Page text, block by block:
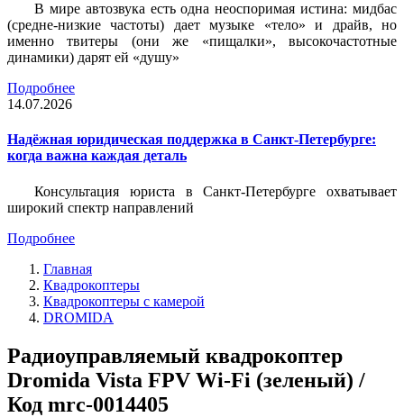
В мире автозвука есть одна неоспоримая истина: мидбас
(средне-низкие частоты) дает музыке «тело» и драйв, но
именно твитеры (они же «пищалки», высокочастотные
динамики) дарят ей «душу»
Подробнее
14.07.2026
Надёжная юридическая поддержка в Санкт-Петербурге:
когда важна каждая деталь
Консультация юриста в Санкт-Петербурге охватывает
широкий спектр направлений
Подробнее
Главная
Квадрокоптеры
Квадрокоптеры с камерой
DROMIDA
Радиоуправляемый квадрокоптер
Dromida Vista FPV Wi-Fi (зеленый) /
Код mrc-0014405